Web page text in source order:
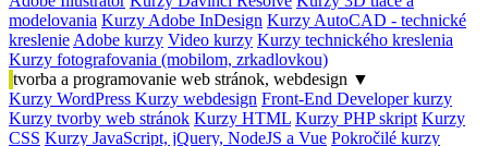
modelovania Kurzy Adobe InDesign Kurzy AutoCAD - technické
kreslenie Adobe kurzy Video kurzy Kurzy technického kreslenia
Kurzy fotografovania (mobilom, zrkadlovkou)
tvorba a programovanie web stránok, webdesign ▼
Kurzy WordPress Kurzy webdesign Front-End Developer kurzy
Kurzy tvorby web stránok Kurzy HTML Kurzy PHP skript Kurzy
CSS Kurzy JavaScript, jQuery, NodeJS a Vue Pokročilé kurzy